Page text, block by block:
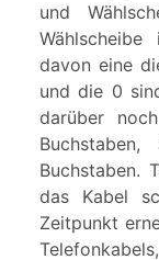
und
davon eine
und die 0
darüber
Buchstaben.
das Kabel
Zeitpunkt